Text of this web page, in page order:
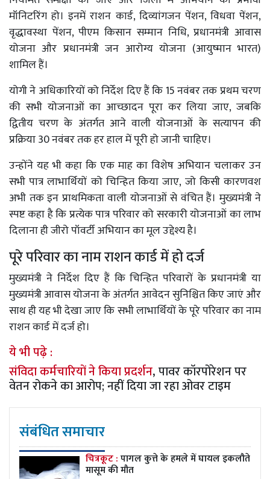
मॉनिटरिंग हो। इनमें राशन कार्ड, दिव्यांगजन पेंशन, विधवा पेंशन,
वृद्धावस्था पेंशन, पीएम किसान सम्मान निधि, प्रधानमंत्री आवास
योजना और प्रधानमंत्री जन आरोग्य योजना (आयुष्मान भारत)
शामिल हैं।
योगी ने अधिकारियों को निर्देश दिए हैं कि 15 नवंबर तक प्रथम चरण
की सभी योजनाओं का आच्छादन पूरा कर लिया जाए, जबकि
द्वितीय चरण के अंतर्गत आने वाली योजनाओं के सत्यापन की
प्रक्रिया 30 नवंबर तक हर हाल में पूरी हो जानी चाहिए।
उन्होंने यह भी कहा कि एक माह का विशेष अभियान चलाकर उन
सभी पात्र लाभार्थियों को चिन्हित किया जाए, जो किसी कारणवश
अभी तक इन प्राथमिकता वाली योजनाओं से वंचित हैं। मुख्यमंत्री ने
स्पष्ट कहा है कि प्रत्येक पात्र परिवार को सरकारी योजनाओं का लाभ
दिलाना ही जीरो पॉवर्टी अभियान का मूल उद्देश्य है।
पूरे परिवार का नाम राशन कार्ड में हो दर्ज
मुख्यमंत्री ने निर्देश दिए हैं कि चिन्हित परिवारों के प्रधानमंत्री या
मुख्यमंत्री आवास योजना के अंतर्गत आवेदन सुनिश्चित किए जाएं और
साथ ही यह भी देखा जाए कि सभी लाभार्थियों के पूरे परिवार का नाम
राशन कार्ड में दर्ज हो।
ये भी पढ़े :
संविदा कर्मचारियों ने किया प्रदर्शन, पावर कॉरपोरेशन पर
वेतन रोकने का आरोप; नहीं दिया जा रहा ओवर टाइम
संबंधित समाचार
चित्रकूट :पागल कुत्ते के हमले में घायल इकलौते
मासूम की मौत